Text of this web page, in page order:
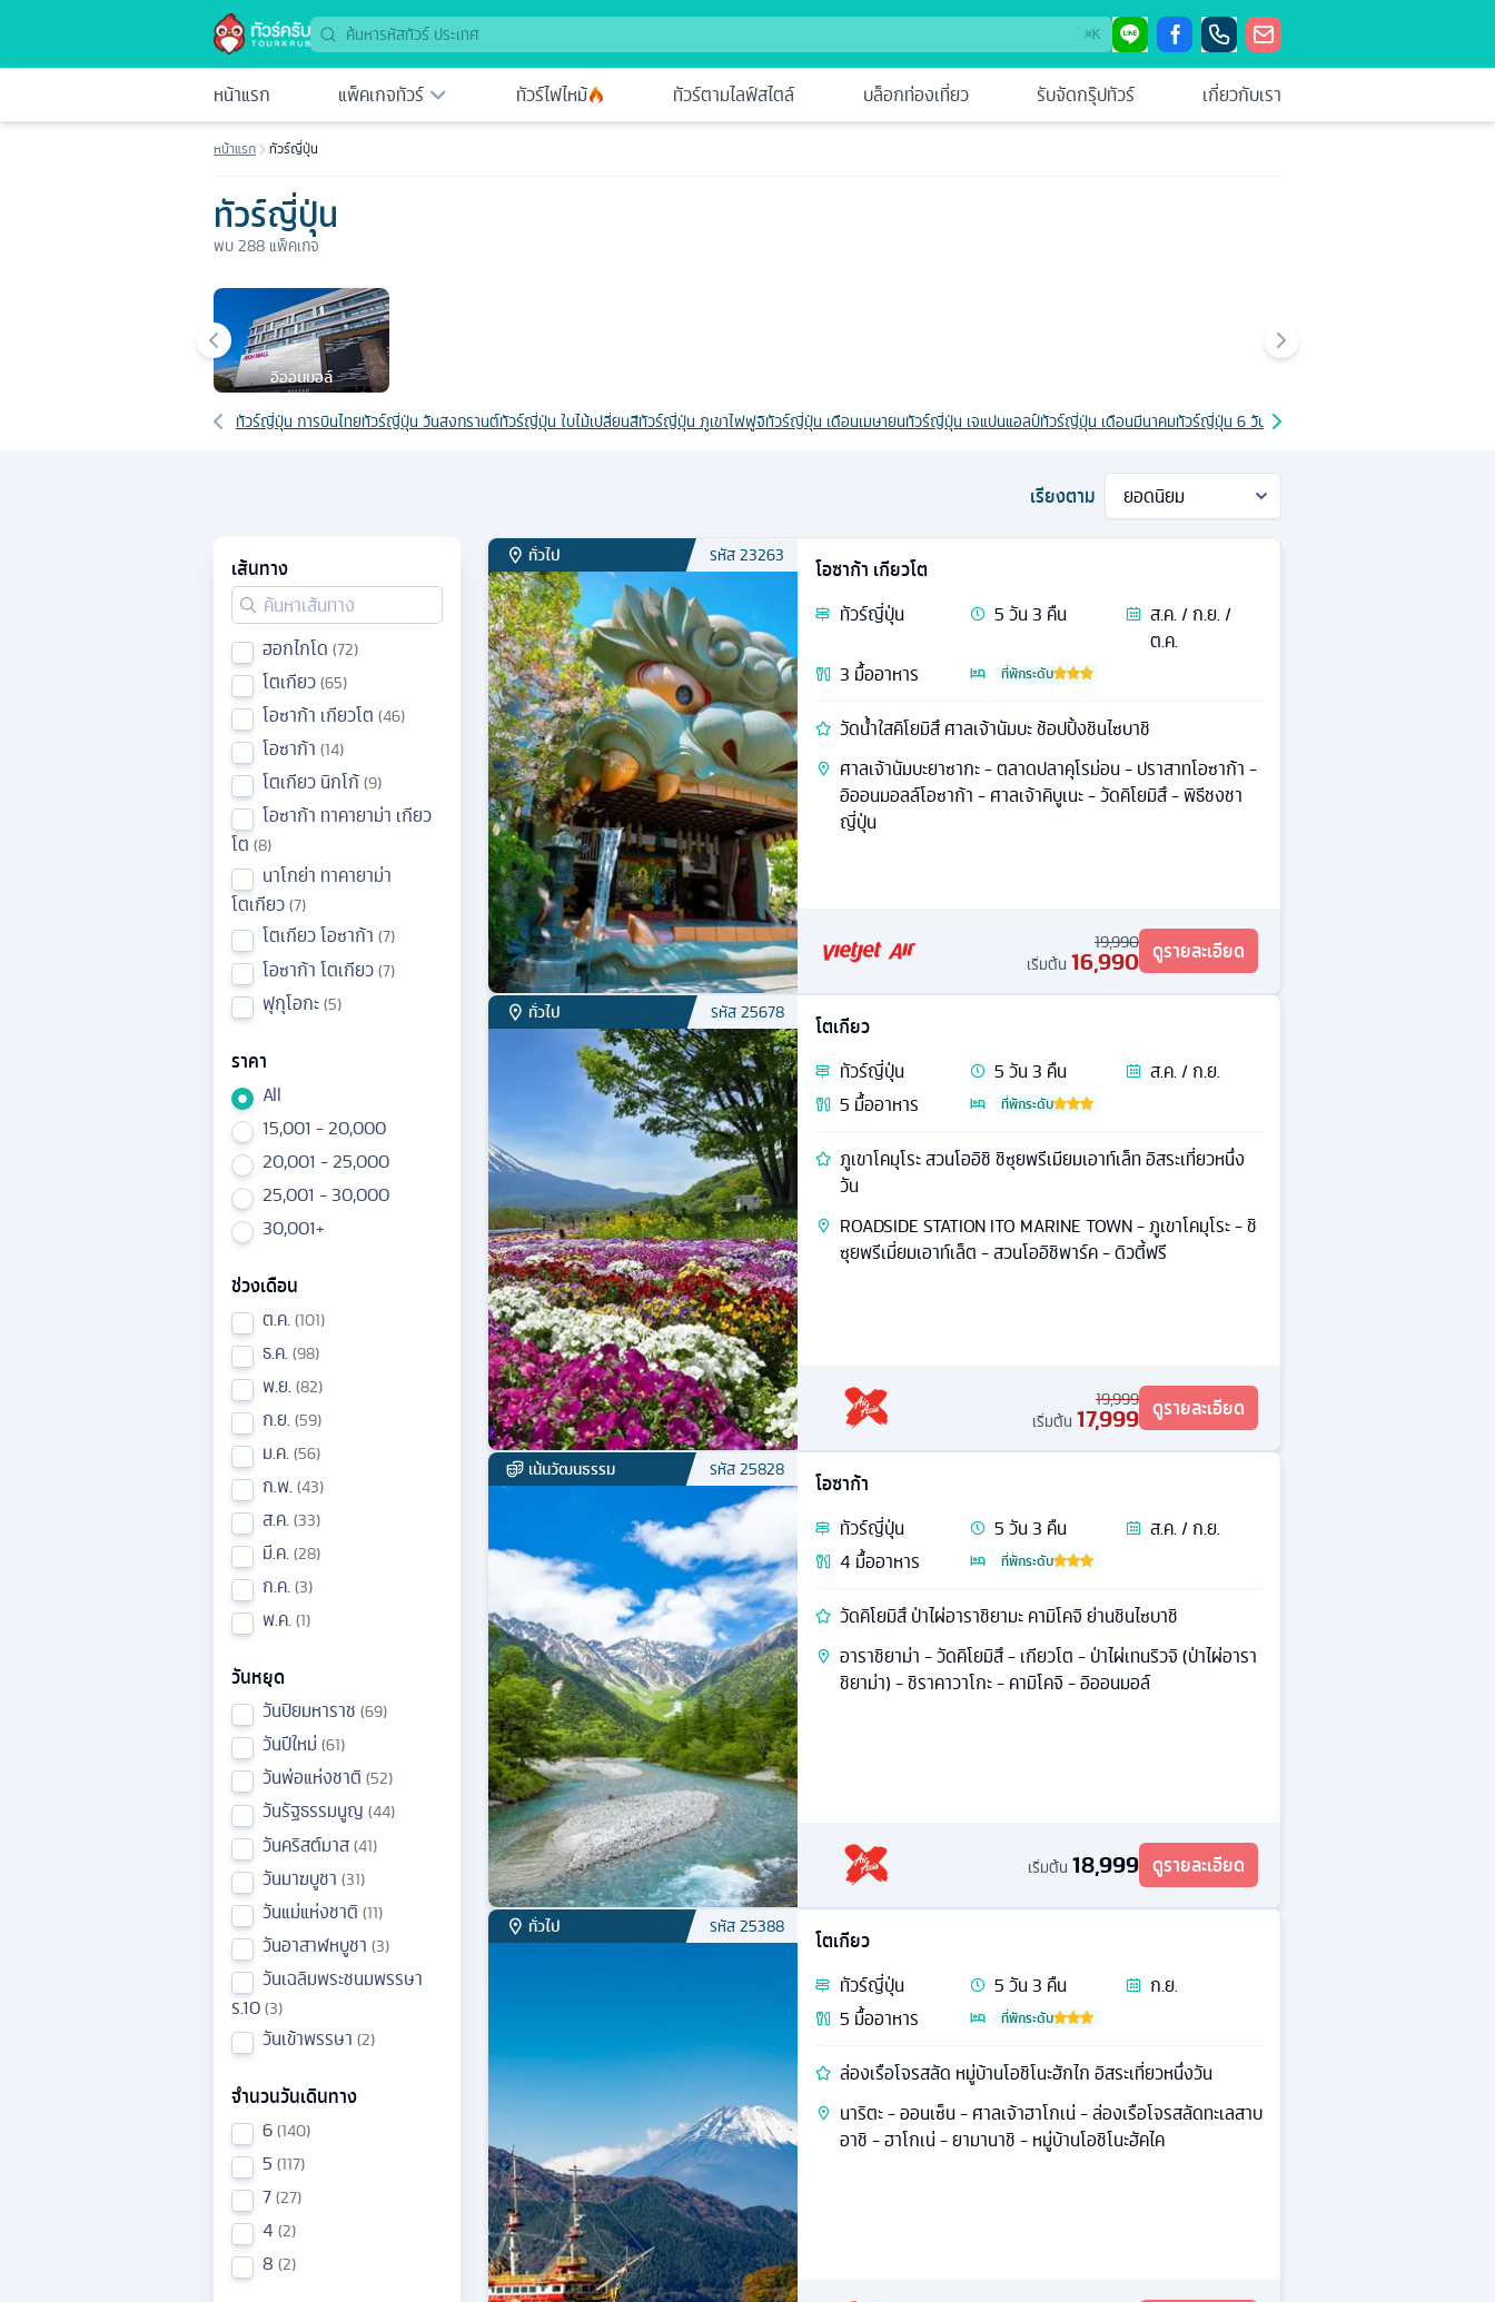
⌘K
หน้าแรก แพ็คเกจทัวร์ ทัวร์ไฟไหม้ ทัวร์ตามไลฟ์สไตล์ บล็อกท่องเที่ยว รับจัดกรุ๊ปทัวร์ เกี่ยวกับเรา
หน้าแรก ทัวร์ญี่ปุ่น
ทัวร์ญี่ปุ่น
พบ288 แพ็คเกจ
เมืองยอดนิยม
อิออนมอล์
เส้นทางที่เกี่ยวข้อง
ทัวร์ญี่ปุ่น การบินไทยทัวร์ญี่ปุ่น วันสงกรานต์ทัวร์ญี่ปุ่น ใบไม้เปลี่ยนสีทัวร์ญี่ปุ่น ภูเขาไฟฟูจิทัวร์ญี่ปุ่น เดือนเมษายนทัวร์ญี่ปุ่น เจแปนแอลป์ทัวร์ญี่ปุ่น เดือนมีนาคมทัวร์ญี่ปุ่น 6 วัน ทัวร์ญี่ปุ่น 7 วัน
เรียงตาม
เส้นทาง
ฮอกไกโด 72
โตเกียว 65
โอซาก้า เกียวโต 46
โอซาก้า 14
โตเกียว นิกโก้ 9
โอซาก้า ทาคายาม่า เกียว
โต 8
นาโกย่า ทาคายาม่า
โตเกียว 7
โตเกียว โอซาก้า 7
โอซาก้า โตเกียว 7
ฟุกุโอกะ 5
ราคา
All
15,001 - 20,000
20,001 - 25,000
25,001 - 30,000
30,001+
ช่วงเดือน
ต.ค. 101
ธ.ค. 98
พ.ย. 82
ก.ย. 59
ม.ค. 56
ก.พ. 43
ส.ค. 33
มี.ค. 28
ก.ค. 3
พ.ค. 1
วันหยุด
วันปิยมหาราช 69
วันปีใหม่ 61
วันพ่อแห่งชาติ 52
วันรัฐธรรมนูญ 44
วันคริสต์มาส 41
วันมาฆบูชา 31
วันแม่แห่งชาติ 11
วันอาสาฬหบูชา 3
วันเฉลิมพระชนมพรรษา
ร.10 3
วันเข้าพรรษา 2
จำนวนวันเดินทาง
6 140
5 117
7 27
4 2
8 2
ทั่วไป รหัส23263
โอซาก้า เกียวโต
ทัวร์ญี่ปุ่น 5วัน3 คืน
ส.ค. / ก.ย. /
ต.ค.
3 มื้ออาหาร ที่พักระดับ
วัดน้ำใสคิโยมิสึ ศาลเจ้านัมบะ ช้อปปิ้งชินไซบาชิ
ศาลเจ้านัมบะยาซากะ - ตลาดปลาคุโรม่อน - ปราสาทโอซาก้า -
อิออนมอลล์โอซาก้า - ศาลเจ้าคิบูเนะ - วัดคิโยมิสึ - พิธีชงชา
ญี่ปุ่น
19,990
เริ่มต้น 16,990 ดูรายละเอียด
ทั่วไป รหัส25678
โตเกียว
ทัวร์ญี่ปุ่น 5วัน3 คืน
ส.ค. / ก.ย.
5 มื้ออาหาร ที่พักระดับ
ภูเขาโคมุโระ สวนโออิชิ ชิซุยพรีเมียมเอาท์เล็ท อิสระเที่ยวหนึ่ง
วัน
ROADSIDE STATION ITO MARINE TOWN - ภูเขาโคมุโระ - ชิ
ซุยพรีเมี่ยมเอาท์เล็ต - สวนโออิชิพาร์ค - ดิวตี้ฟรี
19,999
เริ่มต้น 17,999 ดูรายละเอียด
เน้นวัฒนธรรม รหัส25828
โอซาก้า
ทัวร์ญี่ปุ่น 5วัน3 คืน
ส.ค. / ก.ย.
4 มื้ออาหาร ที่พักระดับ
วัดคิโยมิสึ ป่าไผ่อาราชิยามะ คามิโคจิ ย่านชินไซบาชิ
อาราชิยาม่า - วัดคิโยมิสึ - เกียวโต - ป่าไผ่เทนริวจิ (ป่าไผ่อารา
ชิยาม่า) - ชิราคาวาโกะ - คามิโคจิ - อิออนมอล์
เริ่มต้น 18,999 ดูรายละเอียด
ทั่วไป รหัส25388
โตเกียว
ทัวร์ญี่ปุ่น 5วัน3 คืน
ก.ย.
5 มื้ออาหาร ที่พักระดับ
ล่องเรือโจรสลัด หมู่บ้านโอชิโนะฮักไก อิสระเที่ยวหนึ่งวัน
นาริตะ - ออนเซ็น - ศาลเจ้าฮาโกเน่ - ล่องเรือโจรสลัดทะเลสาบ
อาชิ - ฮาโกเน่ - ยามานาชิ - หมู่บ้านโอชิโนะฮัคไค
ทัวร์ญี่ปุ่น 2569 เที่ยวโตเกียว โอซาก้า ฮอกไกโด | Tourkrub